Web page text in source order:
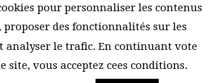
©2026 Amani
pour personnaliser les contenus
proposer des fonctionnalités sur les
analyser le trafic. En continuant vote
site, vous acceptez cees conditions.